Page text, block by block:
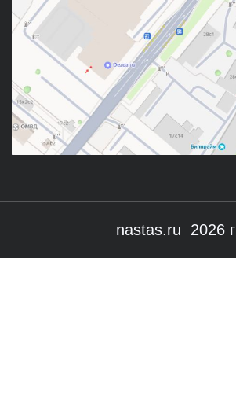
nastas.ru 2026 г